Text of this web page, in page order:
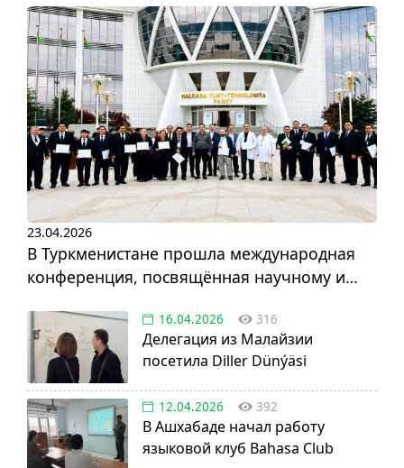
23.04.2026
В Туркменистане прошла международная
конференция, посвящённая научному и
16.04.2026 316
Делегация из Малайзии
посетила Diller Dünýäsi
12.04.2026 392
В Ашхабаде начал работу
языковой клуб Bahasa Club